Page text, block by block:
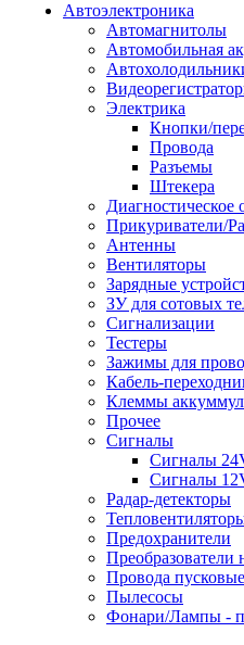
Автоэлектроника
Автомагнитолы
Автомобильная
Электрика
Кнопки/
Провода
Разъемы
Штекера
Диагностическое
Прикуриватели/
Антенны
Вентиляторы
Зарядные
ЗУ для сотовых
Сигнализации
Тестеры
Зажимы для
Кабель-
Клеммы
Прочее
Сигналы
Сигналы
Сигналы
Радар-детекторы
Предохранители
Преобразователи
Провода пусковые
Пылесосы
Фонари/Лампы -